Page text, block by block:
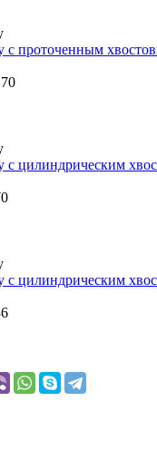
с проточенным
с цилиндрическим
с цилиндрическим